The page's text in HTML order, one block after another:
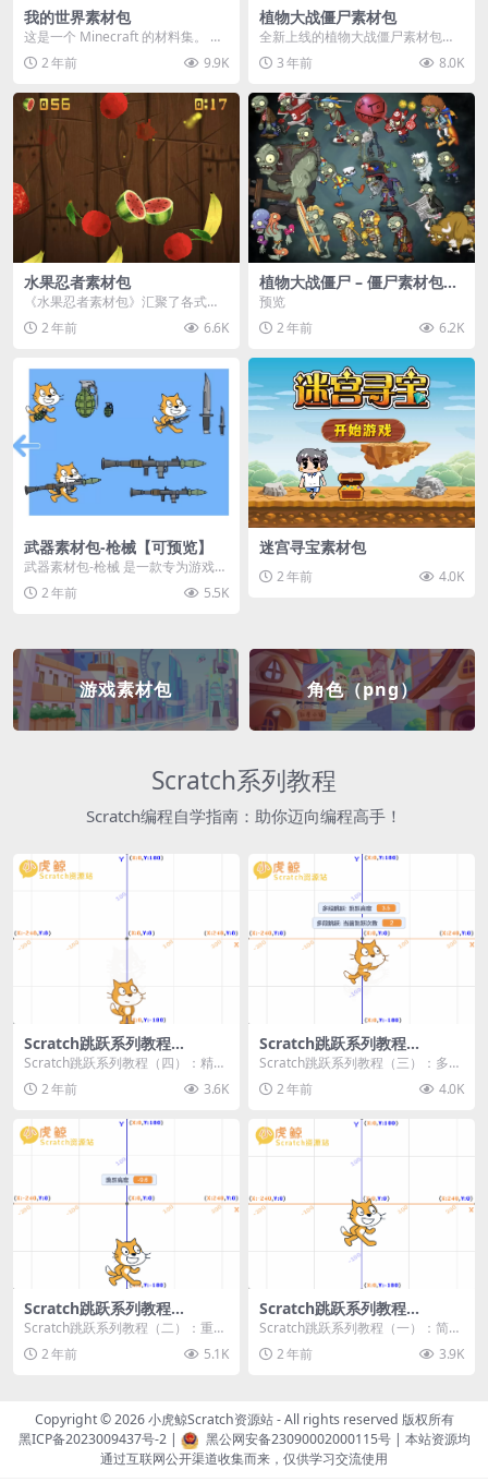
我的世界素材包
这是一个 Minecraft 的材料集。 操
作方法如下： 工具 → 右箭头 怪物...
2 年前 9.9K
植物大战僵尸素材包
全新上线的植物大战僵尸素材包，
内含48个精选资源，涵盖角色、场
景、音效等多样内容...
3 年前 8.0K
水果忍者素材包
《水果忍者素材包》汇聚了各式鲜
美诱人的水果图像与清脆悦耳的切
割音效，专为追求极致...
2 年前 6.6K
植物大战僵尸 – 僵尸素材包
【可预览】
预览
2 年前
6.2K
武器素材包-枪械【可预览】
武器素材包-枪械 是一款专为游戏开
发者和创作者设计的素材包，包含
多种高质量的枪械...
2 年前 5.5K
迷宫寻宝素材包
2 年前 4.0K
游戏素材包 角色（png）
Scratch系列教程
Scratch编程自学指南：助你迈向编程高手！
Scratch跳跃系列教程
（四）：精准着陆
Scratch跳跃系列教程（四）：精准
着陆 作者：小虎鲸Scratch资源站
... 2 年前 3.6K
Scratch跳跃系列教程
（三）：多段跳跃
Scratch跳跃系列教程（三）：多段
跳跃 作者：小虎鲸Scratch资源站
连...2 年前 4.0K
Scratch跳跃系列教程
（二）：重力跳跃
Scratch跳跃系列教程（二）：重力
跳跃 作者：小虎鲸Scratch资源站
按...2 年前 5.1K
Scratch跳跃系列教程
（一）：简单跳跃
Scratch跳跃系列教程（一）：简单
跳跃 作者：小虎鲸Scratch资源站
按...2 年前 3.9K
Copyright © 2026小虎鲸Scratch资源站- All rights reserved 版权所有
黑ICP备2023009437号-2| 黑公网安备23090002000115号| 本站资源均
通过互联网公开渠道收集而来，仅供学习交流使用